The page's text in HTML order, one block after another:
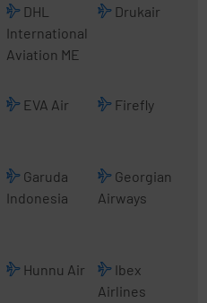
DHL
International
Aviation ME
Drukair
EVA Air Firefly
Garuda
Indonesia
Georgian
Airways
Hunnu Air
Ibex
Airlines